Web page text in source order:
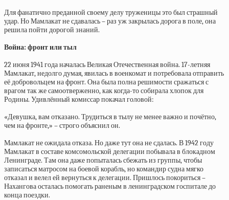
Для фанатично преданной своему делу труженицы это был страшный
удар. Но Мамлакат не сдавалась – раз уж закрылась дорога в поле, она
решила пойти дорогой знаний.
Война: фронт или тыл
22 июня 1941 года началась Великая Отечественная война. 17-летняя
Мамлакат, недолго думая, явилась в военкомат и потребовала отправить
её добровольцем на фронт. Она была полна решимости сражаться с
врагом так же самоотверженно, как когда-то собирала хлопок для
Родины. Удивлённый комиссар покачал головой:
«Девушка, вам отказано. Трудиться в тылу не менее важно и почётно,
чем на фронте,» – строго объяснил он.
Мамлакат не ожидала отказа. Но даже тут она не сдалась. В 1942 году
Мамлакат в составе комсомольской делегации побывала в блокадном
Ленинграде. Там она даже попыталась сбежать из группы, чтобы
записаться матросом на боевой корабль, но командир судна мягко
отказал и велел ей вернуться к делегации. Пришлось покориться –
Нахангова осталась помогать раненым в ленинградском госпитале до
конца поездки.